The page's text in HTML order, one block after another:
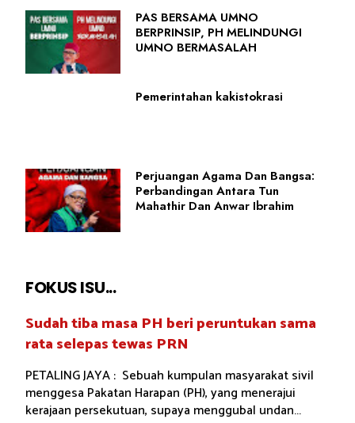
PAS BERSAMA UMNO
BERPRINSIP, PH MELINDUNGI
UMNO BERMASALAH
Pemerintahan kakistokrasi
Perjuangan Agama Dan Bangsa:
Perbandingan Antara Tun
Mahathir Dan Anwar Ibrahim
FOKUS ISU...
Sudah tiba masa PH beri peruntukan sama
rata selepas tewas PRN
PETALING JAYA : Sebuah kumpulan masyarakat sivil
menggesa Pakatan Harapan (PH), yang menerajui
kerajaan persekutuan, supaya menggubal undan...